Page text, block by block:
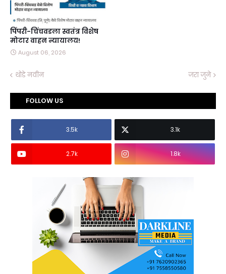
पिंपरी-चिंचवडला स्वतंत्र विशेष
मोटार वाहन न्यायालय!
August 06, 2026
थोडे नवीन जरा जुने
FOLLOW US
3.5k 3.1k
2.7k 1.8k